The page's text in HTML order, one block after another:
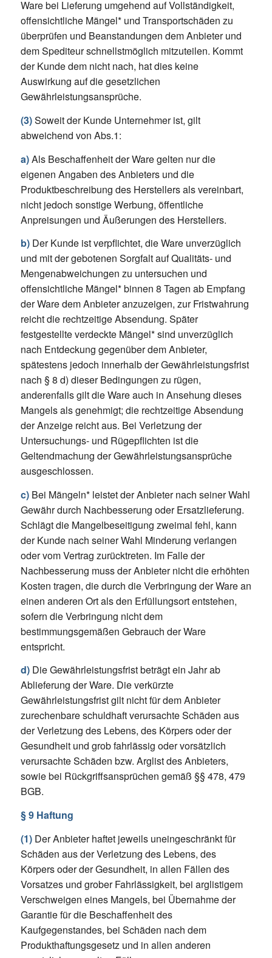
Ware bei Lieferung umgehend auf Vollständigkeit,
offensichtliche Mängel* und Transportschäden zu
überprüfen und Beanstandungen dem Anbieter und
dem Spediteur schnellstmöglich mitzuteilen. Kommt
der Kunde dem nicht nach, hat dies keine
Auswirkung auf die gesetzlichen
Gewährleistungsansprüche.
(3)Soweit der Kunde Unternehmer ist, gilt
abweichend von Abs.1:
a)Als Beschaffenheit der Ware gelten nur die
eigenen Angaben des Anbieters und die
Produktbeschreibung des Herstellers als vereinbart,
nicht jedoch sonstige Werbung, öffentliche
Anpreisungen und Äußerungen des Herstellers.
b)Der Kunde ist verpflichtet, die Ware unverzüglich
und mit der gebotenen Sorgfalt auf Qualitäts- und
Mengenabweichungen zu untersuchen und
offensichtliche Mängel* binnen 8 Tagen ab Empfang
der Ware dem Anbieter anzuzeigen, zur Fristwahrung
reicht die rechtzeitige Absendung. Später
festgestellte verdeckte Mängel* sind unverzüglich
nach Entdeckung gegenüber dem Anbieter,
spätestens jedoch innerhalb der Gewährleistungsfrist
nach § 8 d) dieser Bedingungen zu rügen,
anderenfalls gilt die Ware auch in Ansehung dieses
Mangels als genehmigt; die rechtzeitige Absendung
der Anzeige reicht aus. Bei Verletzung der
Untersuchungs- und Rügepflichten ist die
Geltendmachung der Gewährleistungsansprüche
ausgeschlossen.
c)Bei Mängeln* leistet der Anbieter nach seiner Wahl
Gewähr durch Nachbesserung oder Ersatzlieferung.
Schlägt die Mangelbeseitigung zweimal fehl, kann
der Kunde nach seiner Wahl Minderung verlangen
oder vom Vertrag zurücktreten. Im Falle der
Nachbesserung muss der Anbieter nicht die erhöhten
Kosten tragen, die durch die Verbringung der Ware an
einen anderen Ort als den Erfüllungsort entstehen,
sofern die Verbringung nicht dem
bestimmungsgemäßen Gebrauch der Ware
entspricht.
d)Die Gewährleistungsfrist beträgt ein Jahr ab
Ablieferung der Ware. Die verkürzte
Gewährleistungsfrist gilt nicht für dem Anbieter
zurechenbare schuldhaft verursachte Schäden aus
der Verletzung des Lebens, des Körpers oder der
Gesundheit und grob fahrlässig oder vorsätzlich
verursachte Schäden bzw. Arglist des Anbieters,
sowie bei Rückgriffsansprüchen gemäß §§ 478, 479
BGB.
§ 9 Haftung
(1)Der Anbieter haftet jeweils uneingeschränkt für
Schäden aus der Verletzung des Lebens, des
Körpers oder der Gesundheit, in allen Fällen des
Vorsatzes und grober Fahrlässigkeit, bei arglistigem
Verschweigen eines Mangels, bei Übernahme der
Garantie für die Beschaffenheit des
Kaufgegenstandes, bei Schäden nach dem
Produkthaftungsgesetz und in allen anderen